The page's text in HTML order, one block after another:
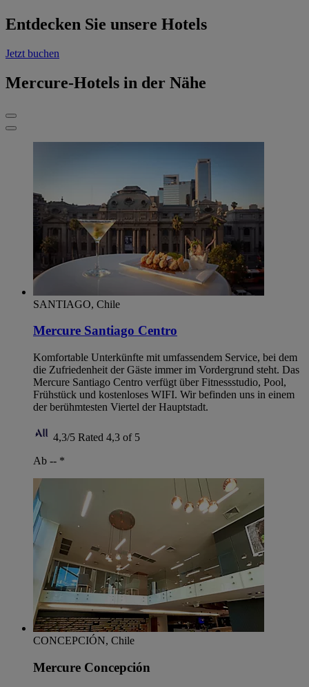
Entdecken Sie unsere Hotels
Jetzt buchen
Mercure-Hotels in der Nähe
SANTIAGO, Chile
Mercure Santiago Centro
Komfortable Unterkünfte mit umfassendem Service, bei dem
die Zufriedenheit der Gäste immer im Vordergrund steht. Das
Mercure Santiago Centro verfügt über Fitnessstudio, Pool,
Frühstück und kostenloses WIFI. Wir befinden uns in einem
der berühmtesten Viertel der Hauptstadt.
4,3/5 Rated 4,3 of 5
Ab -- *
CONCEPCIÓN, Chile
Mercure Concepción